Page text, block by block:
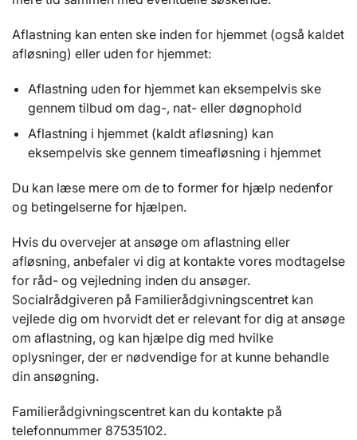
Aflastning kan enten ske inden for hjemmet (også kaldet
afløsning) eller uden for hjemmet:
Aflastning uden for hjemmet kan eksempelvis ske
gennem tilbud om dag-, nat- eller døgnophold
Aflastning i hjemmet (kaldt afløsning) kan
eksempelvis ske gennem timeafløsning i hjemmet
Du kan læse mere om de to former for hjælp nedenfor
og betingelserne for hjælpen.
Hvis du overvejer at ansøge om aflastning eller
afløsning, anbefaler vi dig at kontakte vores modtagelse
for råd- og vejledning inden du ansøger.
Socialrådgiveren på Familierådgivningscentret kan
vejlede dig om hvorvidt det er relevant for dig at ansøge
om aflastning, og kan hjælpe dig med hvilke
oplysninger, der er nødvendige for at kunne behandle
din ansøgning.
Familierådgivningscentret kan du kontakte på
telefonnummer 87535102.